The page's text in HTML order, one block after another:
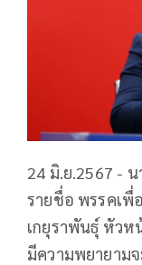
24 มิ.ย.2567 -
รายชื่อ พรรคเ
เกยุราพันธุ์ หัวห
มีความพยายาม